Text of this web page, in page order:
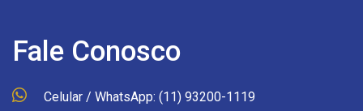
Fale Conosco
Celular / WhatsApp: (11) 93200-1119